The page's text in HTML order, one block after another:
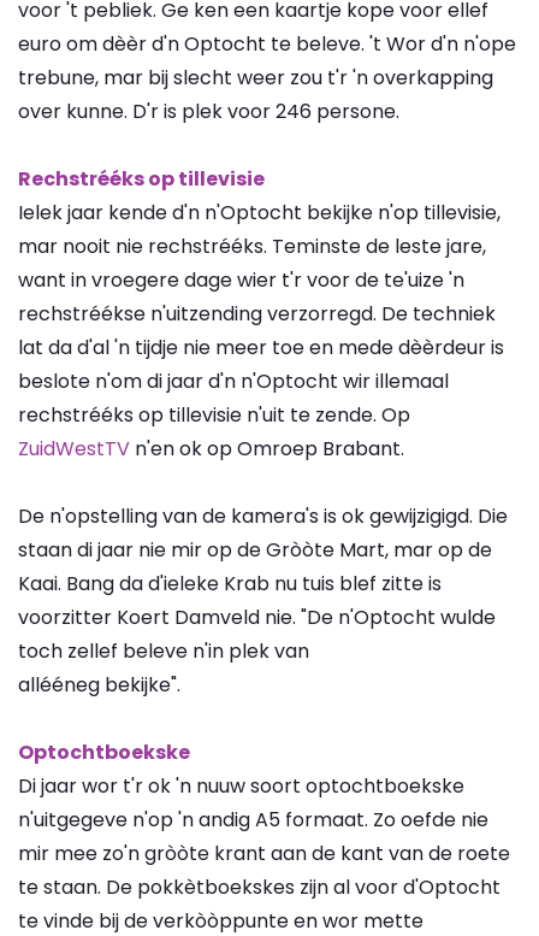
voor 't pebliek. Ge ken een kaartje kope voor ellef
euro om dèèr d'n Optocht te beleve. 't Wor d'n n'ope
trebune, mar bij slecht weer zou t'r 'n overkapping
over kunne. D'r is plek voor 246 persone.
Rechstrééks op tillevisie
Ielek jaar kende d'n n'Optocht bekijke n'op tillevisie,
mar nooit nie rechstrééks. Teminste de leste jare,
want in vroegere dage wier t'r voor de te'uize 'n
rechstréékse n'uitzending verzorregd. De techniek
lat da d'al 'n tijdje nie meer toe en mede dèèrdeur is
beslote n'om di jaar d'n n'Optocht wir illemaal
rechstrééks op tillevisie n'uit te zende. Op
ZuidWestTV n'en ok op Omroep Brabant.
De n'opstelling van de kamera's is ok gewijzigigd. Die
staan di jaar nie mir op de Gròòte Mart, mar op de
Kaai. Bang da d'ieleke Krab nu tuis blef zitte is
voorzitter Koert Damveld nie. "De n'Optocht wulde
toch zellef beleve n'in plek van
allééneg bekijke".
Optochtboekske
Di jaar wor t'r ok 'n nuuw soort optochtboekske
n'uitgegeve n'op 'n andig A5 formaat. Zo oefde nie
mir mee zo'n gròòte krant aan de kant van de roete
te staan. De pokkètboekskes zijn al voor d'Optocht
te vinde bij de verkòòppunte en wor mette